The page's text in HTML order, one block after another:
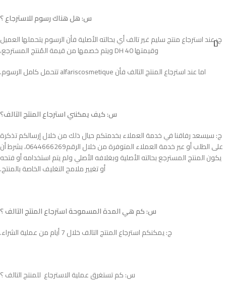
س: هل هناك رسوم للاسترجاع ؟
ج: عند استرجاع منتج سليم غير تالف أي بحالته الأصلية فأن الرسوم يتحملها العميل
وقيمتها 40 DH ويتم خصمها من قيمة المُنتج المسترجع،
اما عند استرجاع المنتج التالف فأن alfariscosmetique تتحمل كامل الرسوم.
س: كيف يمكنني استرجاع المنتج التالف؟
ج: سيسعد رفاقنا في خدمة العملاء بخدمتكم حيال ذلك من خلال إرسالكم تذكرة
على الطلب أو عبر خدمة العملاء المتوفرة من خلال الرقم0644666269، بشرط أن
يكون المنتج المسترجع بحالته الأصلية وبغلافه الأصلي ولم يتم استخدامه أو فتحه
أو تغيير ملامح التغليف الخاصة بالمنتج.
س: كم هي المدة المسموحة استرجاع المنتج التالف ؟
ج: يمكنكم استرجاع المنتج التالف خلال 7 أيام من عملية الشراء.
س: كم تستغرق عملية الاسترجاع للمنتج التالف ؟